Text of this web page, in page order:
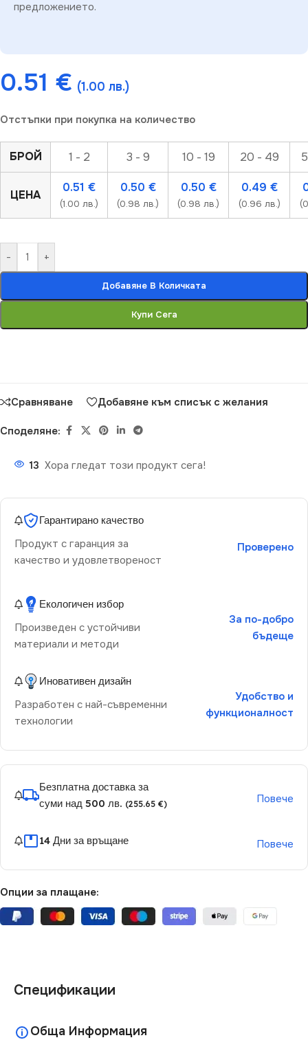
предложението.
0.51 € (1.00 лв.)
Отстъпки при покупка на количество
БРОЙ 1 - 2 3 - 9 10 - 19 20 - 49
ЦЕНА
0.51 €
(1.00 лв.)
0.50 €
(0.98 лв.)
0.50 €
(0.98 лв.)
0.49 €
(0.96 лв.)
- +
Добавяне В Количката
Купи Сега
Сравняване Добавяне към списък с желания
Споделяне:
13 Хора гледат този продукт сега!
Гарантирано качество
Продукт с гаранция за
качество и удовлетвореност
Проверено
Екологичен избор
Произведен с устойчиви
материали и методи
За по-добро
бъдеще
Иновативен дизайн
Разработен с най-съвременни
технологии
Удобство и
функционалност
Безплатна доставка за
суми над 500 лв. (255.65 €) Повече
14 Дни за връщане Повече
Опции за плащане:
Спецификации
Обща Информация